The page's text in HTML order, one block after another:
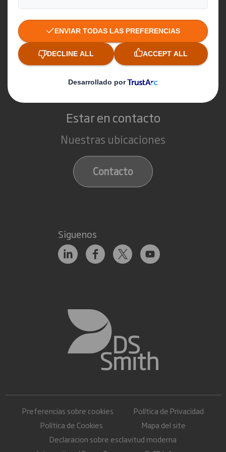
Que hacemos
Soluciones de embalaje
Productos de papel
Servicios de reciclaje
Estar en contacto
Nuestras ubicaciones
Contacto
Siguenos
Preferencias sobre cookies
Política de Privacidad
Política de Cookies
Mapa del site
Declaracion sobre esclavitud moderna